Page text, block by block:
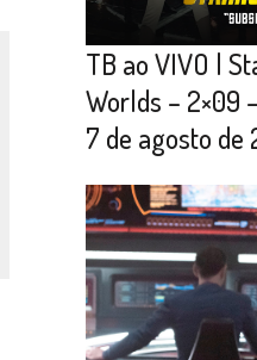
TB ao VIVO |
Worlds – 2×09
7 de agosto de